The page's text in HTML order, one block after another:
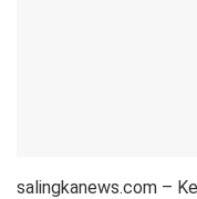
salingkanews.com –